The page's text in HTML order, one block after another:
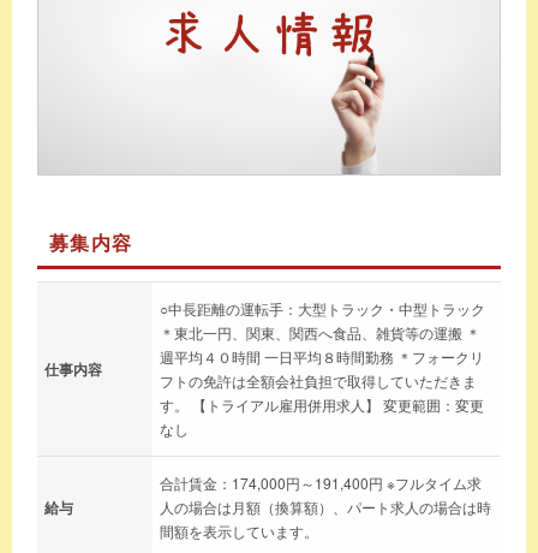
募集内容
仕事内容
○中長距離の運転手：大型トラック・中型トラック
＊東北一円、関東、関西へ食品、雑貨等の運搬 ＊
週平均４０時間 一日平均８時間勤務 ＊フォークリ
フトの免許は全額会社負担で取得していただきま
す。 【トライアル雇用併用求人】 変更範囲：変更
なし
給与
合計賃金：174,000円～191,400円 ※フルタイム求
人の場合は月額（換算額）、パート求人の場合は時
間額を表示しています。